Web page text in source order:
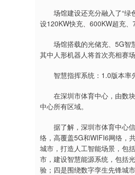
场馆建设还充分融入了“绿色
设120KW快充、600KW超充
场馆搭载的光储充、5G智慧
其中人形机器人将首次亮相赛
智慧指挥系统：1.0版本率
在深圳市体育中心，由数块
中心所有区域。
据了解，深圳市体育中心信
络，高覆盖5G和WIFI6网络，
城市，打造人工智能场景，包
市，建设智慧能源系统，包括
验；四是围绕数字孪生先锋城